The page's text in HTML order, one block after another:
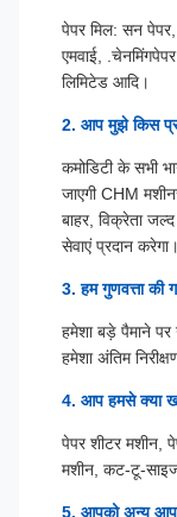
पेपर मिल: सन
एमवाई,
लिमिटेड आदि।
2. आप मुझे किस
कमोडिटी के सभी
जाएगी CHM
बाहर, विक्रेता
सेवाएं प्रदान करेगा।
3. हम गुणवत्ता की
हमेशा बड़े पैमाने
हमेशा अंतिम
4. आप हमसे क्या
पेपर शीटर मशीन,
मशीन, कट-टू-
5. आपको अन्य